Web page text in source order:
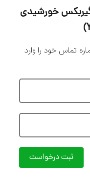
خورشیدی
خود را وارد
ثبت درخواست